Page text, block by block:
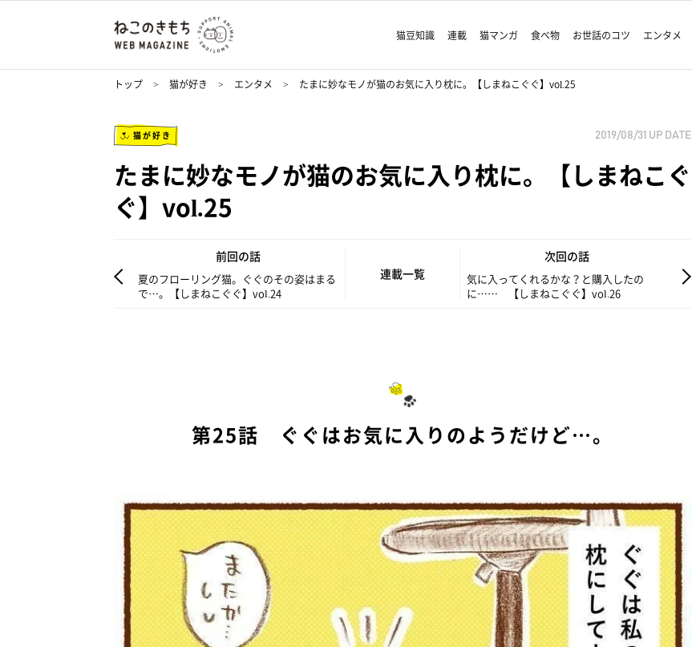
猫豆知識 連載 猫マンガ 食べ物 お世話のコツ エンタメ
トップ 猫が好き エンタメ たまに妙なモノが猫のお気に入り枕に。【しまねこぐぐ】vol.25
猫が好き 2019/08/31 UP DATE
たまに妙なモノが猫のお気に入り枕に。【しまねこぐ
ぐ】vol.25
前回の話
夏のフローリング猫。ぐぐのその姿はまる
で…。【しまねこぐぐ】vol.24
連載一覧
次回の話
気に入ってくれるかな？と購入したの
に…… 【しまねこぐぐ】vol.26
第25話 ぐぐはお気に入りのようだけど…。